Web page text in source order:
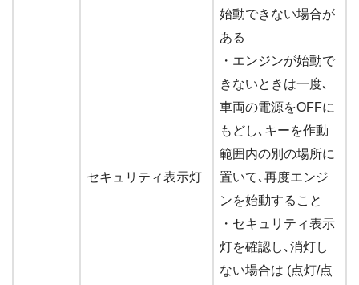
セキュリティ表示灯
始動できない場合が
ある
・エンジンが始動で
きないときは一度､
車両の電源をOFFに
もどし､キーを作動
範囲内の別の場所に
置いて､再度エンジ
ンを始動すること
・セキュリティ表示
灯を確認し､消灯し
ない場合は (点灯/点